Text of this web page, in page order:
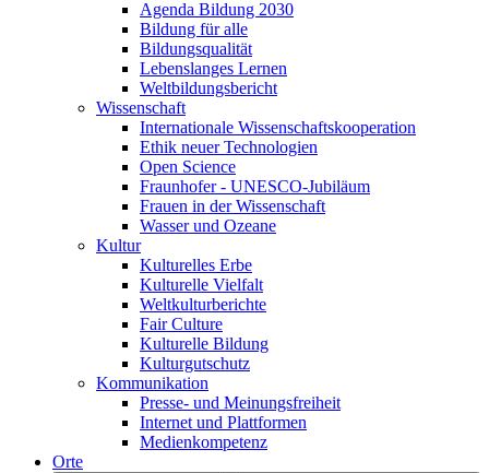
Agenda Bildung 2030
Bildung für alle
Bildungsqualität
Lebenslanges Lernen
Weltbildungsbericht
Wissenschaft
Internationale Wissenschaftskooperation
Ethik neuer Technologien
Open Science
Fraunhofer - UNESCO-Jubiläum
Frauen in der Wissenschaft
Wasser und Ozeane
Kultur
Kulturelles Erbe
Kulturelle Vielfalt
Weltkulturberichte
Fair Culture
Kulturelle Bildung
Kulturgutschutz
Kommunikation
Presse- und Meinungsfreiheit
Internet und Plattformen
Medienkompetenz
Orte